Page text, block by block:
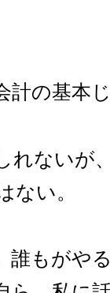
計の基本
れないが
ない。
誰もがや